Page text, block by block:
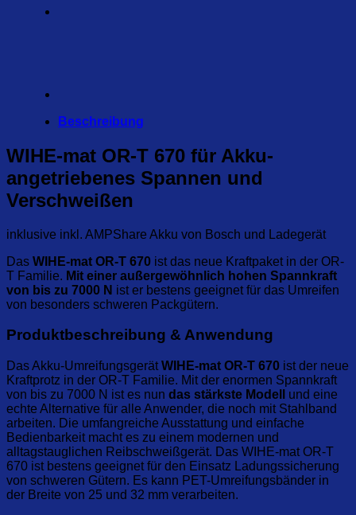
Beschreibung
WIHE-mat OR-T 670 für Akku-
angetriebenes Spannen und
Verschweißen
inklusive inkl. AMPShare Akku von Bosch und Ladegerät
Das WIHE-mat OR-T 670 ist das neue Kraftpaket in der OR-
T Familie. Mit einer außergewöhnlich hohen Spannkraft
von bis zu 7000 N ist er bestens geeignet für das Umreifen
von besonders schweren Packgütern.
Produktbeschreibung & Anwendung
Das Akku-UmreifungsgerätWIHE-mat OR-T 670 ist der neue
Kraftprotz in der OR-T Familie. Mit der enormen Spannkraft
von bis zu 7000 N ist es nun das stärkste Modell
und eine
echte Alternative für alle Anwender, die noch mit Stahlband
arbeiten. Die umfangreiche Ausstattung und einfache
Bedienbarkeit macht es zu einem modernen und
alltagstauglichen Reibschweißgerät. Das WIHE-mat OR-T
670 ist bestens geeignet für den Einsatz Ladungssicherung
von schweren Gütern. Es kann PET-Umreifungsbänder in
der Breite von 25 und 32 mm verarbeiten.